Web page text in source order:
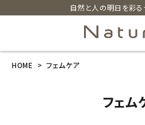
自然と人の明日を彩る
HOME フェムケア
フェム